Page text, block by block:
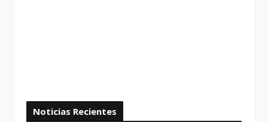
Noticias Recientes